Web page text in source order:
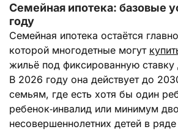
Семейная ипотека: базовые
году
Семейная ипотека остаётся
которой многодетные могут
жильё под фиксированную ставку
В 2026 году она действует до
семьям, где есть хотя бы один
ребенок‑инвалид или минимум
несовершеннолетних детей в